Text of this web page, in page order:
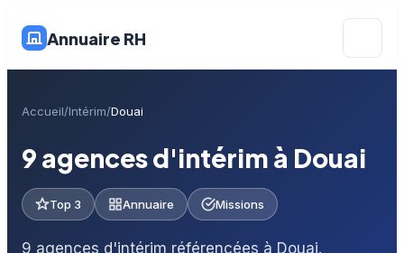
Annuaire RH
Accueil Intérim Douai
9 agences d'intérim à Douai
Top 3 Annuaire Missions
9 agences d'intérim référencées à Douai.